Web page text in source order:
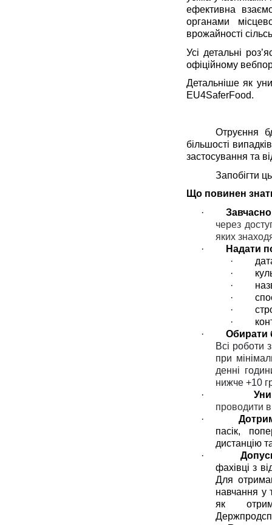
ефективна
органами
врожайності
Усі детальні
офіційному
Детальніше як
EU4SaferFood.
Отруєння
більшості
застосування та
Запобігти
Що повинен
·
через
яких
·
Надати
·
·
·
·
·
·
·
Обирати
Всі роботи з
при
денні
нижче +10
·
проводити в
·
пасік,
дистанцію
·
фахівці з
Для
навчання у
як